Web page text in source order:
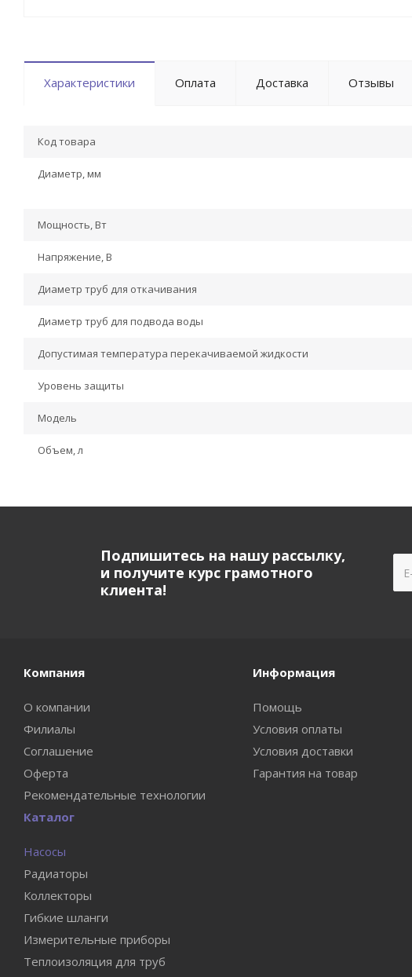
Характеристики Оплата Доставка Отзывы
Код товара
Диаметр, мм
Мощность, Вт
Напряжение, В
Диаметр труб для откачивания
Диаметр труб для подвода воды
Допустимая температура перекачиваемой жидкости
Уровень защиты
Модель
Объем, л
Подпишитесь на нашу рассылку,
и получите курс грамотного
клиента!
Компания
О компании
Филиалы
Соглашение
Оферта
Рекомендательные технологии
Информация
Помощь
Условия оплаты
Условия доставки
Гарантия на товар
Каталог
Насосы
Радиаторы
Коллекторы
Гибкие шланги
Измерительные приборы
Теплоизоляция для труб